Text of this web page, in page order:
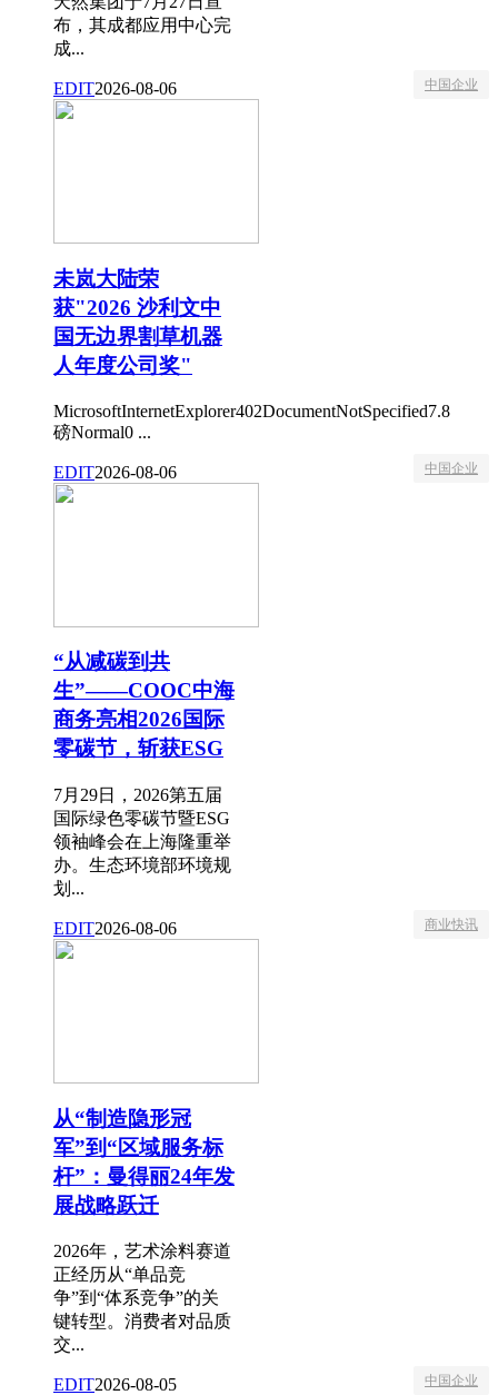
布，其成都应用中心完
成...
EDIT2026-08-06 中国企业
未岚大陆荣
获"2026 沙利文中
国无边界割草机器
人年度公司奖"
MicrosoftInternetExplorer402DocumentNotSpecified7.8
磅Normal0 ...
EDIT2026-08-06 中国企业
“从减碳到共
生”——COOC中海
商务亮相2026国际
零碳节，斩获ESG
7月29日，2026第五届
国际绿色零碳节暨ESG
领袖峰会在上海隆重举
办。生态环境部环境规
划...
EDIT2026-08-06 商业快讯
从“制造隐形冠
军”到“区域服务标
杆”：曼得丽24年发
展战略跃迁
2026年，艺术涂料赛道
正经历从“单品竞
争”到“体系竞争”的关
键转型。消费者对品质
交...
EDIT2026-08-05 中国企业